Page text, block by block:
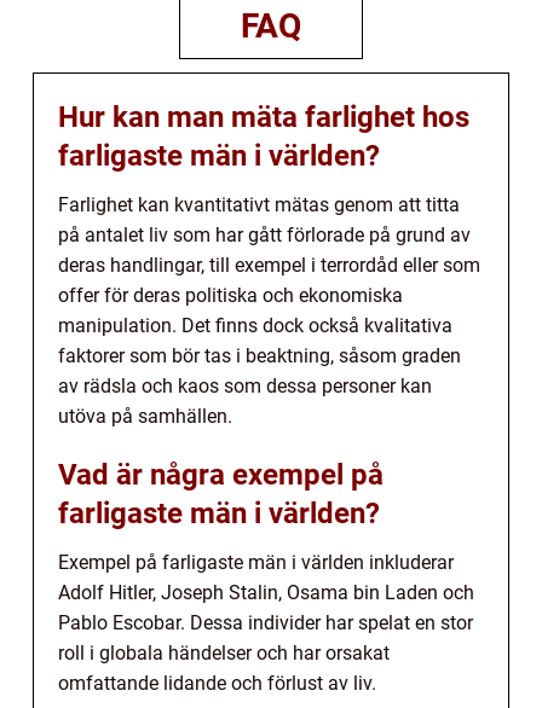
FAQ
Hur kan man mäta farlighet hos
farligaste män i världen?
Farlighet kan kvantitativt mätas genom att titta
på antalet liv som har gått förlorade på grund av
deras handlingar, till exempel i terrordåd eller som
offer för deras politiska och ekonomiska
manipulation. Det finns dock också kvalitativa
faktorer som bör tas i beaktning, såsom graden
av rädsla och kaos som dessa personer kan
utöva på samhällen.
Vad är några exempel på
farligaste män i världen?
Exempel på farligaste män i världen inkluderar
Adolf Hitler, Joseph Stalin, Osama bin Laden och
Pablo Escobar. Dessa individer har spelat en stor
roll i globala händelser och har orsakat
omfattande lidande och förlust av liv.